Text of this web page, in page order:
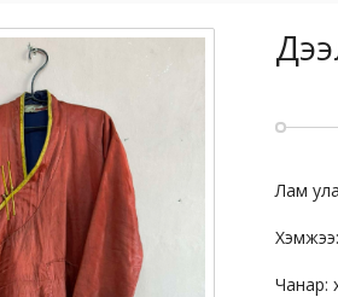
Лам
Чанар: